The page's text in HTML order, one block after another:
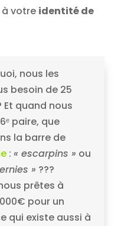
votre identité de
nous les
besoin de 25
Et quand nous
paire, que
la barre de
: « escarpins » ou
» ???
prêtes à
pour un
qui existe aussi à